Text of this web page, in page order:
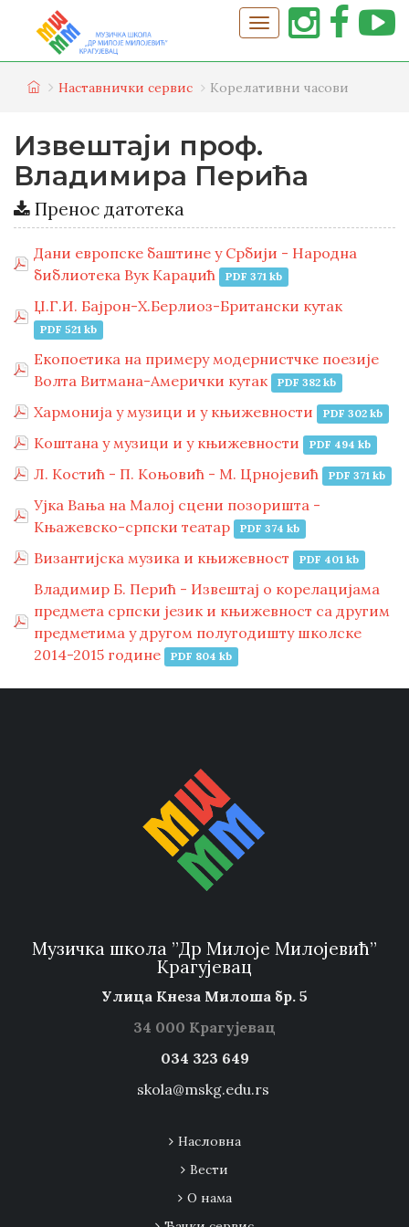
Наставнички сервис Корелативни часови
Извештаји проф.
Владимира Перића
Пренос датотека
Дани европске баштине у Србији - Народна
библиотека Вук Караџић
PDF 371 kb
Џ.Г.И. Бајрон-Х.Берлиоз-Британски кутак
PDF 521 kb
Екопоетика на примеру модернистчке поезије
Волта Витмана-Амерички кутак
PDF 382 kb
Хармонија у музици и у књижевности PDF 302 kb
Коштана у музици и у књижевности PDF 494 kb
Л. Костић - П. Коњовић - М. Црнојевић PDF 371 kb
Ујка Вања на Малој сцени позоришта -
Књажевско-српски театар
PDF 374 kb
Византијска музика и књижевност PDF 401 kb
Владимир Б. Перић - Извештај о корелацијама
предмета српски језик и књижевност са другим
предметима у другом полугодишту школске
2014-2015 године
PDF 804 kb
Музичка школа ”Др Милоје Милојевић”
Крагујевац
Улица Кнеза Милоша бр. 5
34 000 Крагујевац
034 323 649
skola@mskg.edu.rs
Насловна
Вести
О нама